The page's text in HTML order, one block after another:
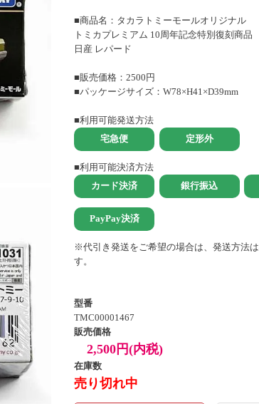
■商品名：タカラトミーモールオリジナル
トミカプレミアム 10周年記念特別復刻商品
日産 レパード
■販売価格：2500円
■パッケージサイズ：W78×H41×D39mm
■利用可能発送方法
■利用可能決済方法
※代引き発送をご希望の場合は、発送方法
す。
型番
TMC00001467
販売価格
2,500円(内税)
在庫数
売り切れ中